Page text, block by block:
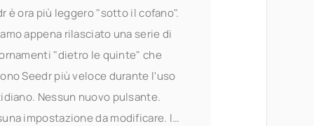
è ora più leggero "sotto il cofano".
appena rilasciato una serie di
"dietro le quinte" che
Seedr più veloce durante l'uso
Nessun nuovo pulsante.
impostazione da modificare. I